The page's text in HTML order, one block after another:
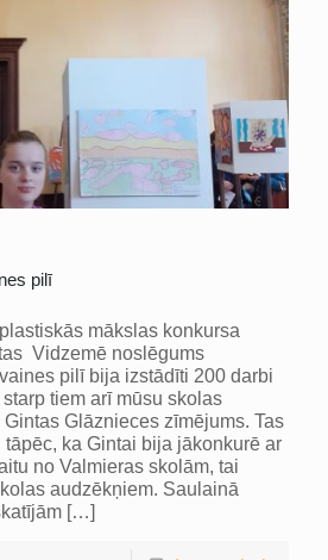
pilī
mākslas konkursa
Vidzemē noslēgums
pilī bija izstādīti 200 darbi
tiem arī mūsu skolas
Glāznieces zīmējums. Tas
ka Gintai bija jākonkurē ar
no Valmieras skolām, tai
audzēkņiem. Saulainā
[…]